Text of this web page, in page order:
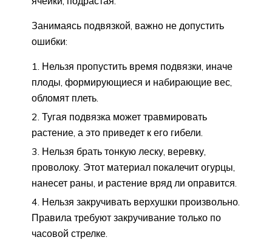
Занимаясь подвязкой, важно не допустить
ошибки:
Нельзя пропустить время подвязки, иначе
плоды, формирующиеся и набирающие вес,
обломят плеть.
Тугая подвязка может травмировать
растение, а это приведет к его гибели.
Нельзя брать тонкую леску, веревку,
проволоку. Этот материал покалечит огурцы,
нанесет раны, и растение вряд ли оправится.
Нельзя закручивать верхушки произвольно.
Правила требуют закручивание только по
часовой стрелке.